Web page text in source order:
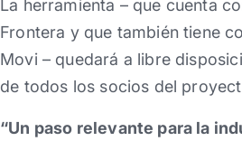
La herramienta – que cuenta
Frontera y que también tiene
Movi – quedará a libre
de todos los socios del
“Un paso relevante para la